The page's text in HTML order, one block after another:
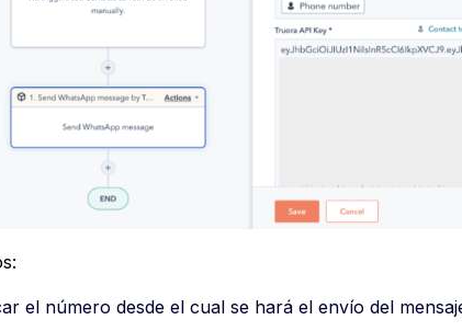
el número desde el cual se hará el envío del